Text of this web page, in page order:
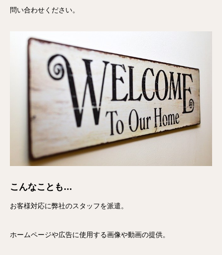
問い合わせください。
こんなことも…
お客様対応に弊社のスタッフを派遣。
ホームページや広告に使用する画像や動画の提供。